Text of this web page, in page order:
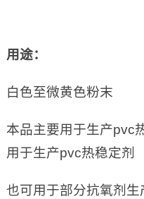
用途：
白色至微黄色粉末
本品主要用于生产pvc
用于生产pvc热稳定剂
也可用于部分抗氧剂生